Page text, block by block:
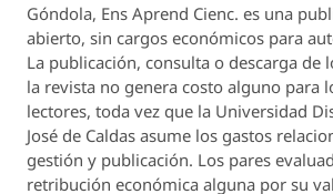
Góndola, Ens Aprend Cienc. es una
abierto, sin cargos económicos para
La publicación, consulta o descarga de
la revista no genera costo alguno para
lectores, toda vez que la Universidad
José de Caldas asume los gastos
gestión y publicación. Los pares
retribución económica alguna por su